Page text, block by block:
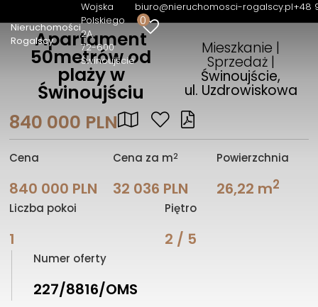
Nieruchomości
Rogalscy
Wojska
Polskiego
2A
72-600
Świnoujście
biuro@nieruchomosci-rogalscy.pl+48
0
Apartament
50metrów od
plaży w
Świnoujściu
Mieszkanie |
Sprzedaż |
Świnoujście,
ul. Uzdrowiskowa
840 000 PLN
Cena
840 000 PLN
Cena za m2
32 036 PLN
Powierzchnia
26,22 m2
Liczba pokoi
1
Piętro
2 / 5
Numer oferty
227/8816/OMS